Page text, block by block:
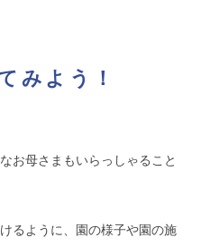
みよう！
お母さまもいらっしゃること
るように、園の様子や園の施